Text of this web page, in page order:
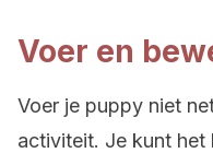
Voer en
Voer je puppy niet
activiteit. Je kunt het